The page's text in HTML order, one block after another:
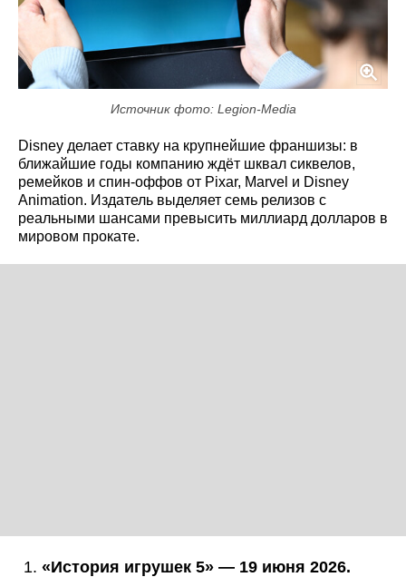
Источник фото: Legion-Media
Disney делает ставку на крупнейшие франшизы: в
ближайшие годы компанию ждёт шквал сиквелов,
ремейков и спин-оффов от Pixar, Marvel и Disney
Animation. Издатель выделяет семь релизов с
реальными шансами превысить миллиард долларов в
мировом прокате.
«История игрушек 5» — 19 июня 2026.